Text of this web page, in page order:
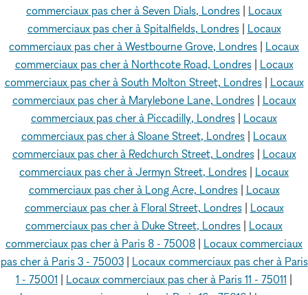
commerciaux pas cher à Seven Dials, Londres
Locaux
commerciaux pas cher à Spitalfields, Londres| Locaux
commerciaux pas cher à Westbourne Grove, Londres
Locaux
commerciaux pas cher à Northcote Road, Londres| Locaux
commerciaux pas cher à South Molton Street, Londres| Locaux
commerciaux pas cher à Marylebone Lane, Londres| Locaux
commerciaux pas cher à Piccadilly, Londres
Locaux
commerciaux pas cher à Sloane Street, Londres
Locaux
commerciaux pas cher à Redchurch Street, Londres| Locaux
commerciaux pas cher à Jermyn Street, Londres
Locaux
commerciaux pas cher à Long Acre, Londres| Locaux
commerciaux pas cher à Floral Street, Londres| Locaux
commerciaux pas cher à Duke Street, Londres
Locaux
commerciaux pas cher à Paris 8 - 75008
Locaux commerciaux
pas cher à Paris 3 - 75003| Locaux commerciaux pas cher à Paris
1 - 75001
Locaux commerciaux pas cher à Paris 11 - 75011